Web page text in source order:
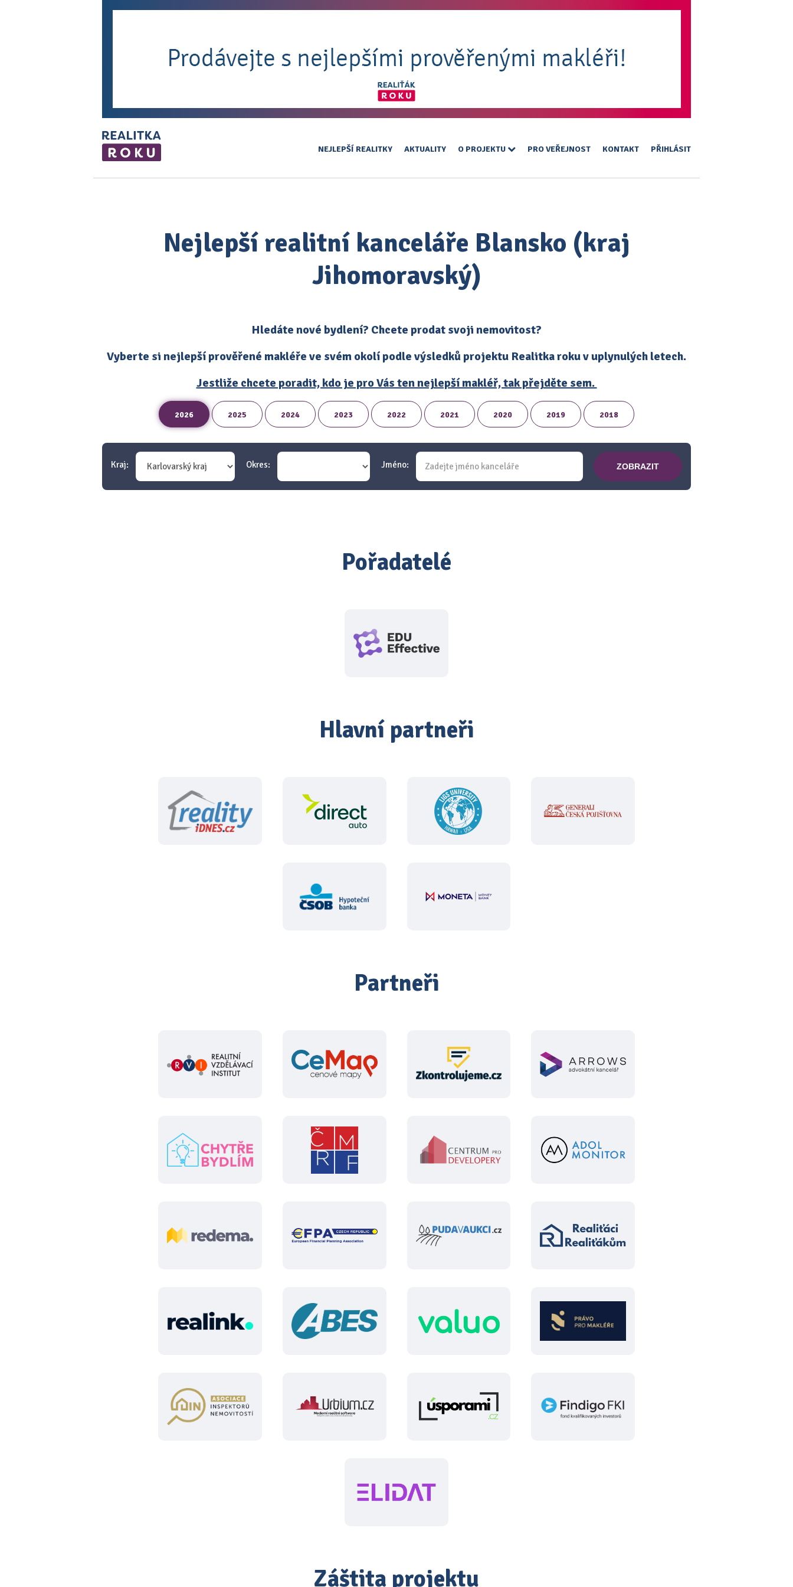
NEJLEPŠÍ REALITKY AKTUALITY O PROJEKTU PRO VEŘEJNOST KONTAKT PŘIHLÁSIT
Nejlepší realitní kanceláře Blansko (kraj
Jihomoravský)
Hledáte nové bydlení? Chcete prodat svoji nemovitost?
Vyberte si nejlepší prověřené makléře ve svém okolí podle výsledků projektu Realitka roku v uplynulých letech.
Jestliže chcete poradit, kdo je pro Vás ten nejlepší makléř, tak přejděte sem.
2026 2025 2024 2023 2022 2021 2020 2019 2018
Kraj: Okres: Jméno: ZOBRAZIT
Pořadatelé
Hlavní partneři
Partneři
Záštita projektu